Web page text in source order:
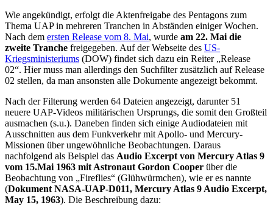
Wie angekündigt, erfolgt die Aktenfreigabe des Pentagons zum
Thema UAP in mehreren Tranchen in Abständen einiger Wochen.
Nach dem ersten Release vom 8. Mai, wurde am 22. Mai die
zweite Tranche freigegeben. Auf der Webseite des US-
Kriegsministeriums (DOW) findet sich dazu ein Reiter „Release
02“. Hier muss man allerdings den Suchfilter zusätzlich auf Release
02 stellen, da man ansonsten alle Dokumente angezeigt bekommt.
Nach der Filterung werden 64 Dateien angezeigt, darunter 51
neuere UAP-Videos militärischen Ursprungs, die somit den Großteil
ausmachen (s.u.). Daneben finden sich einige Audiodateien mit
Ausschnitten aus dem Funkverkehr mit Apollo- und Mercury-
Missionen über ungewöhnliche Beobachtungen. Daraus
nachfolgend als Beispiel das Audio Excerpt von Mercury Atlas 9
vom 15.Mai 1963 mit Astronaut Gordon Cooper über die
Beobachtung von „Fireflies“ (Glühwürmchen), wie er es nannte
(Dokument NASA-UAP-D011, Mercury Atlas 9 Audio Excerpt,
May 15, 1963). Die Beschreibung dazu: